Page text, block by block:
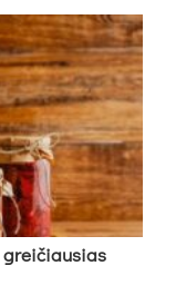
greičiausias